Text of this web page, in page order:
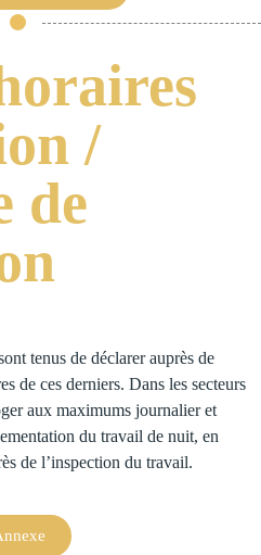
/
de
tenus de déclarer auprès de
de ces derniers. Dans les secteurs
aux maximums journalier et
du travail de nuit, en
de l’inspection du travail.